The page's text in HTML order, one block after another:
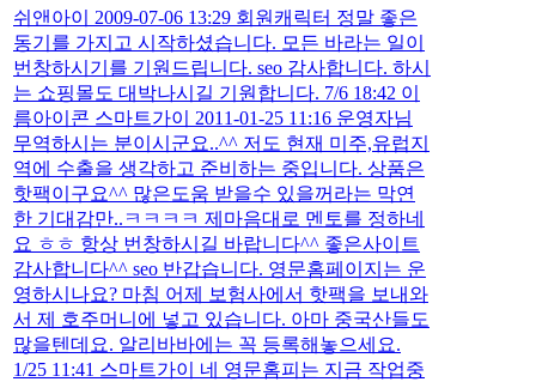
쉬앤아이 2009-07-06 13:29 회원캐릭터 정말 좋은
동기를 가지고 시작하셨습니다. 모든 바라는 일이
번창하시기를 기원드립니다. seo 감사합니다. 하시
는 쇼핑몰도 대박나시길 기원합니다. 7/6 18:42 이
름아이콘 스마트가이 2011-01-25 11:16 운영자님
무역하시는 분이시군요..^^ 저도 현재 미주,유럽지
역에 수출을 생각하고 준비하는 중입니다. 상품은
핫팩이구요^^ 많은도움 받을수 있을꺼라는 막연
한 기대감만..ㅋㅋㅋㅋ 제마음대로 멘토를 정하네
요 ㅎㅎ 항상 번창하시길 바랍니다^^ 좋은사이트
감사합니다^^ seo 반갑습니다. 영문홈페이지는 운
영하시나요? 마침 어제 보험사에서 핫팩을 보내와
서 제 호주머니에 넣고 있습니다. 아마 중국산들도
많을텐데요. 알리바바에는 꼭 등록해놓으세요.
1/25 11:41 스마트가이 네 영문홈피는 지금 작업중